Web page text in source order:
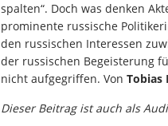
spalten“. Doch was denken
prominente russische
den russischen Interessen
der russischen Begeisterung
nicht aufgegriffen. Von Tobias
Dieser Beitrag ist auch als